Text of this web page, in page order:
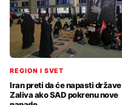
REGION I SVET
Iran preti da će napasti države
Zaliva ako SAD pokrenu nove